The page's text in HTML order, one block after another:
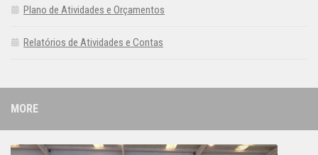
Plano de Atividades e Orçamentos
Relatórios de Atividades e Contas
MORE